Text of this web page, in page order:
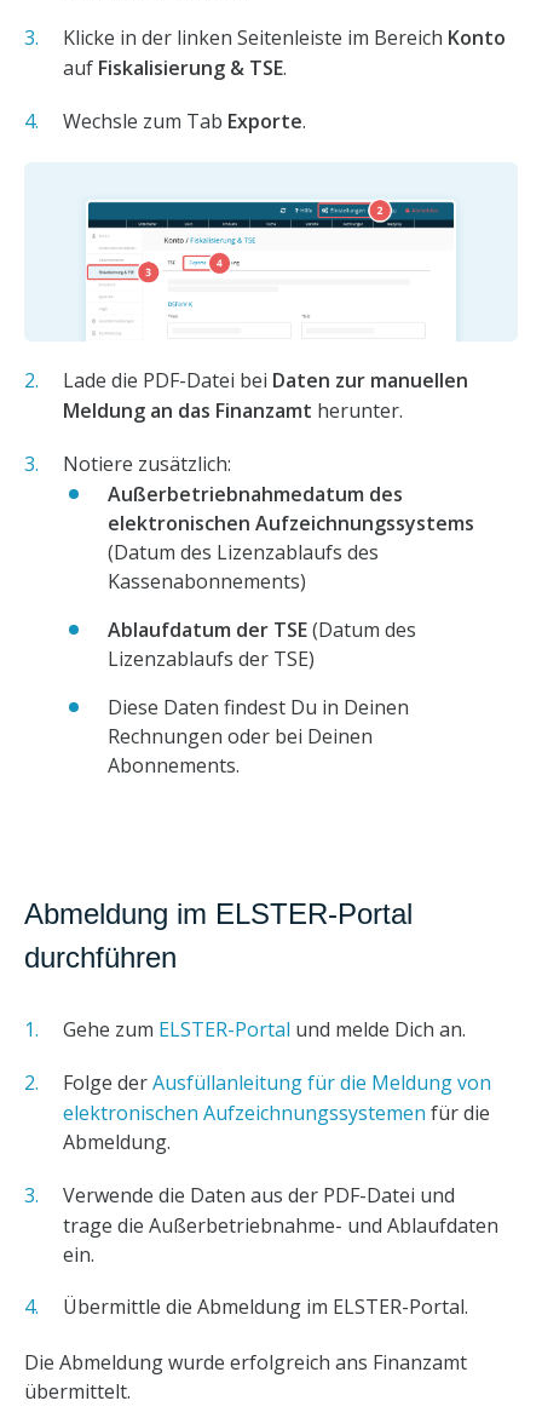
Klicke in der linken Seitenleiste im Bereich Konto
auf Fiskalisierung & TSE.
Wechsle zum Tab Exporte.
Lade die PDF-Datei bei Daten zur manuellen
Meldung an das Finanzamt herunter.
Notiere zusätzlich:
Außerbetriebnahmedatum des
elektronischen Aufzeichnungssystems
(Datum des Lizenzablaufs des
Kassenabonnements)
Ablaufdatum der TSE(Datum des
Lizenzablaufs der TSE)
Diese Daten findest Du in Deinen
Rechnungen oder bei Deinen
Abonnements.
Abmeldung im ELSTER-Portal
durchführen
Gehe zum ELSTER-Portal und melde Dich an.
Folge derAusfüllanleitung für die Meldung von
elektronischen Aufzeichnungssystemen für die
Abmeldung.
Verwende die Daten aus der PDF-Datei und
trage die Außerbetriebnahme- und Ablaufdaten
ein.
Übermittle die Abmeldung im ELSTER-Portal.
Die Abmeldung wurde erfolgreich ans Finanzamt
übermittelt.